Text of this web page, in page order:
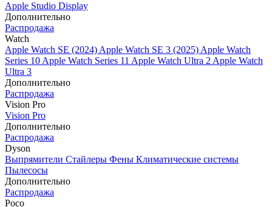
Apple Studio Display
Дополнительно
Распродажа
Watch
Apple Watch SE (2024) Apple Watch SE 3 (2025) Apple Watch
Series 10 Apple Watch Series 11 Apple Watch Ultra 2 Apple Watch
Ultra 3
Дополнительно
Распродажа
Vision Pro
Vision Pro
Дополнительно
Распродажа
Dyson
Выпрямители Стайлеры Фены Климатические системы
Пылесосы
Дополнительно
Распродажа
Poco